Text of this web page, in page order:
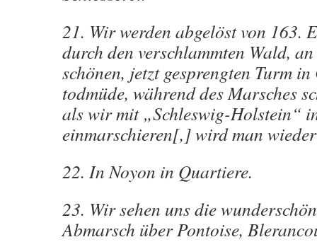
21. Wir werden abgelöst von 163.
durch den verschlammten Wald,
schönen, jetzt gesprengten Turm
todmüde, während des Marsches
als wir mit „Schleswig-Holstein“
einmarschieren[,] wird man
22. In Noyon in Quartiere.
23. Wir sehen uns die
Abmarsch über Pontoise,